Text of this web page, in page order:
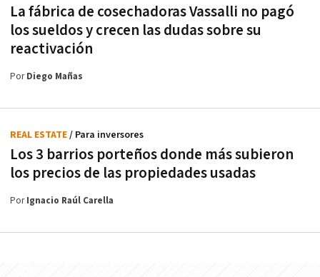
La fábrica de cosechadoras Vassalli no pagó
los sueldos y crecen las dudas sobre su
reactivación
PorDiego Mañas
Los 3 barrios porteños donde más subieron
los precios de las propiedades usadas
REAL ESTATE/ Para inversores
PorIgnacio Raúl Carella